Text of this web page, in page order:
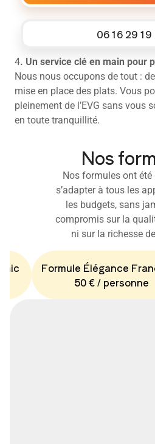
06 16 29 19
4. Un service clé en main pour
Nous nous occupons de tout :
mise en place des plats. Vous
pleinement de l’EVG sans vous
en toute tranquillité.
Nos
Nos formules ont
s’adapter à tous les
les budgets, sans
compromis sur la
ni sur la richesse
Formule Élégance
50 € / personne